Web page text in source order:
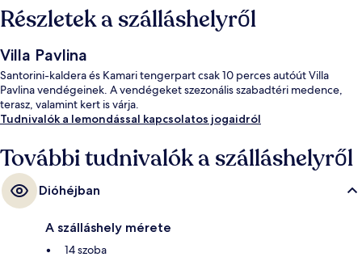
Részletek a szálláshelyről
Villa Pavlina
Santorini-kaldera és Kamari tengerpart csak 10 perces autóút Villa
Pavlina vendégeinek. A vendégeket szezonális szabadtéri medence,
terasz, valamint kert is várja.
Tudnivalók a lemondással kapcsolatos jogaidról
További tudnivalók a szálláshelyről
Dióhéjban
A szálláshely mérete
14 szoba